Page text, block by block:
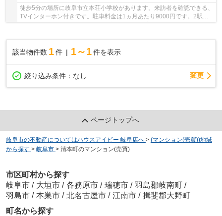
徒歩5分の場所に岐阜市立本荘小学校があります。来訪者を確認できる、
TVインターホン付きです。駐車料金は1ヵ月あたり9000円です。2駅利
該当物件数 1件 1～1 件を表示
絞り込み条件： なし 変更
ページトップへ
岐阜市の不動産についてはハウスアイビー 岐阜店へ > (マンション(売買))地域
から探す > 岐阜市 > 清本町のマンション(売買)
市区町村から探す
岐阜市 / 大垣市 / 各務原市 / 瑞穂市 / 羽島郡岐南町 /
羽島市 / 本巣市 / 北名古屋市 / 江南市 / 揖斐郡大野町
町名から探す